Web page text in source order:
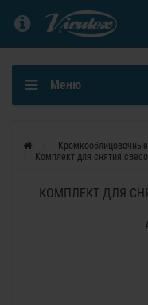
Меню
Комплект для снятия
КОМПЛЕКТ ДЛЯ